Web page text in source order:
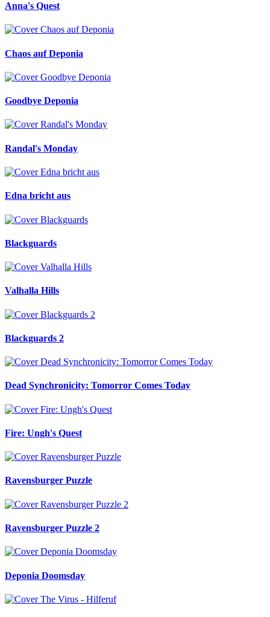
Anna's Quest
Chaos auf Deponia
Goodbye Deponia
Randal's Monday
Edna bricht aus
Blackguards
Valhalla Hills
Blackguards 2
Dead Synchronicity: Tomorror Comes Today
Fire: Ungh's Quest
Ravensburger Puzzle
Ravensburger Puzzle 2
Deponia Doomsday